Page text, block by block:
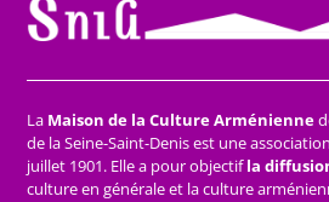
La Maison de la Culture Arménienne
de la Seine-Saint-Denis est une
juillet 1901. Elle a pour objectifla
culture en générale et la culture